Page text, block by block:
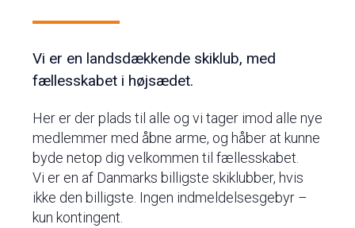
Vi er en landsdækkende skiklub, med
fællesskabet i højsædet.
Her er der plads til alle og vi tager imod alle nye
medlemmer med åbne arme, og håber at kunne
byde netop dig velkommen til fællesskabet.
Vi er en af Danmarks billigste skiklubber, hvis
ikke den billigste. Ingen indmeldelsesgebyr –
kun kontingent.